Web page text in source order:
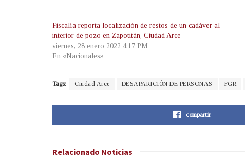
Fiscalía reporta localización de restos de un cadáver al
interior de pozo en Zapotitán, Ciudad Arce
viernes, 28 enero 2022 4:17 PM
En «Nacionales»
Tags: Ciudad Arce DESAPARICIÓN DE PERSONAS FGR
compartir
Relacionado Noticias